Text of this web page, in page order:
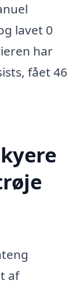
lavet 0
har
fået 46
af